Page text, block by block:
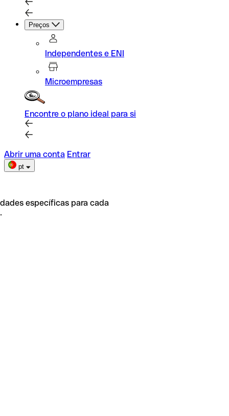
Preços
Independentes e ENI
Microempresas
Encontre o plano ideal para si
Abrir uma conta Entrar
pt
específicas para cada